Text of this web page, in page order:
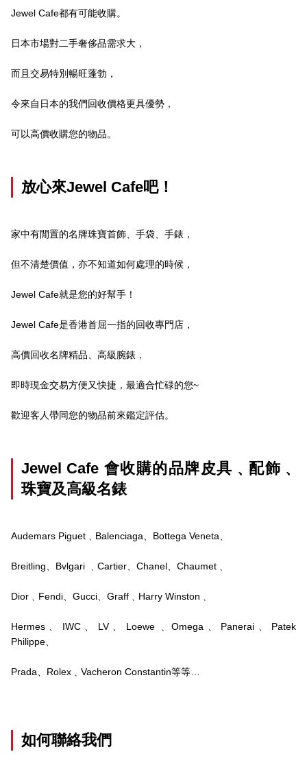
Jewel Cafe都有可能收購。
日本市場對二手奢侈品需求大，
而且交易特別暢旺蓬勃，
令來自日本的我們回收價格更具優勢，
可以高價收購您的物品。
放心來Jewel Cafe吧！
家中有閒置的名牌珠寶首飾、手袋、手錶，
但不清楚價值，亦不知道如何處理的時候，
Jewel Cafe就是您的好幫手！
Jewel Cafe是香港首屈一指的回收專門店，
高價回收名牌精品、高級腕錶，
即時現金交易方便又快捷，最適合忙碌的您~
歡迎客人帶同您的物品前來鑑定評估。
Jewel Cafe 會收購的品牌皮具﹑配飾﹑
珠寶及高級名錶
Audemars Piguet﹑Balenciaga、Bottega Veneta、
Breitling、Bvlgari ﹑Cartier、Chanel、Chaumet﹑
Dior﹑Fendi、Gucci、Graff﹑Harry Winston﹑
Hermes、IWC、LV、Loewe﹑Omega、Panerai、Patek
Philippe、
Prada、Rolex﹑Vacheron Constantin等等…
如何聯絡我們